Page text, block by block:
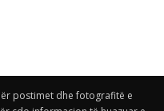
postimet dhe fotografitë e